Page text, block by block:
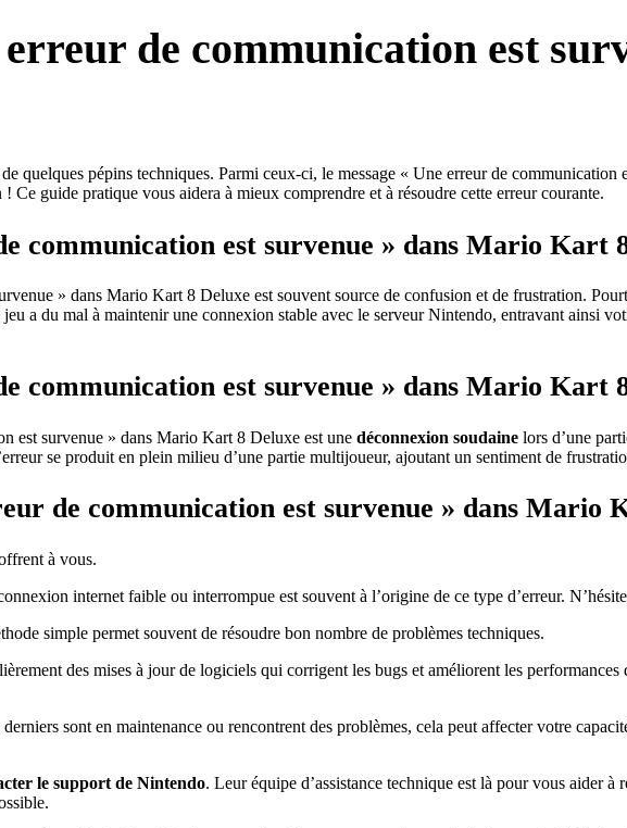
de communication est
quelques pépins techniques. Parmi ceux-ci, le message « Une erreur de communication
guide pratique vous aidera à mieux comprendre et à résoudre cette erreur courante.
communication est survenue » dans Mario Kart
» dans Mario Kart 8 Deluxe est souvent source de confusion et de frustration.
a du mal à maintenir une connexion stable avec le serveur Nintendo, entravant ainsi
communication est survenue » dans Mario Kart
est survenue » dans Mario Kart 8 Deluxe est une déconnexion soudaine lors d’une
se produit en plein milieu d’une partie multijoueur, ajoutant un sentiment de
de communication est survenue » dans Mario
à vous.
internet faible ou interrompue est souvent à l’origine de ce type d’erreur.
simple permet souvent de résoudre bon nombre de problèmes techniques.
des mises à jour de logiciels qui corrigent les bugs et améliorent les
derniers sont en maintenance ou rencontrent des problèmes, cela peut affecter votre
le support de Nintendo. Leur équipe d’assistance technique est là pour vous aider